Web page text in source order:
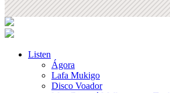
Listen
Ágora
Lafa Mukigo
Disco Voador